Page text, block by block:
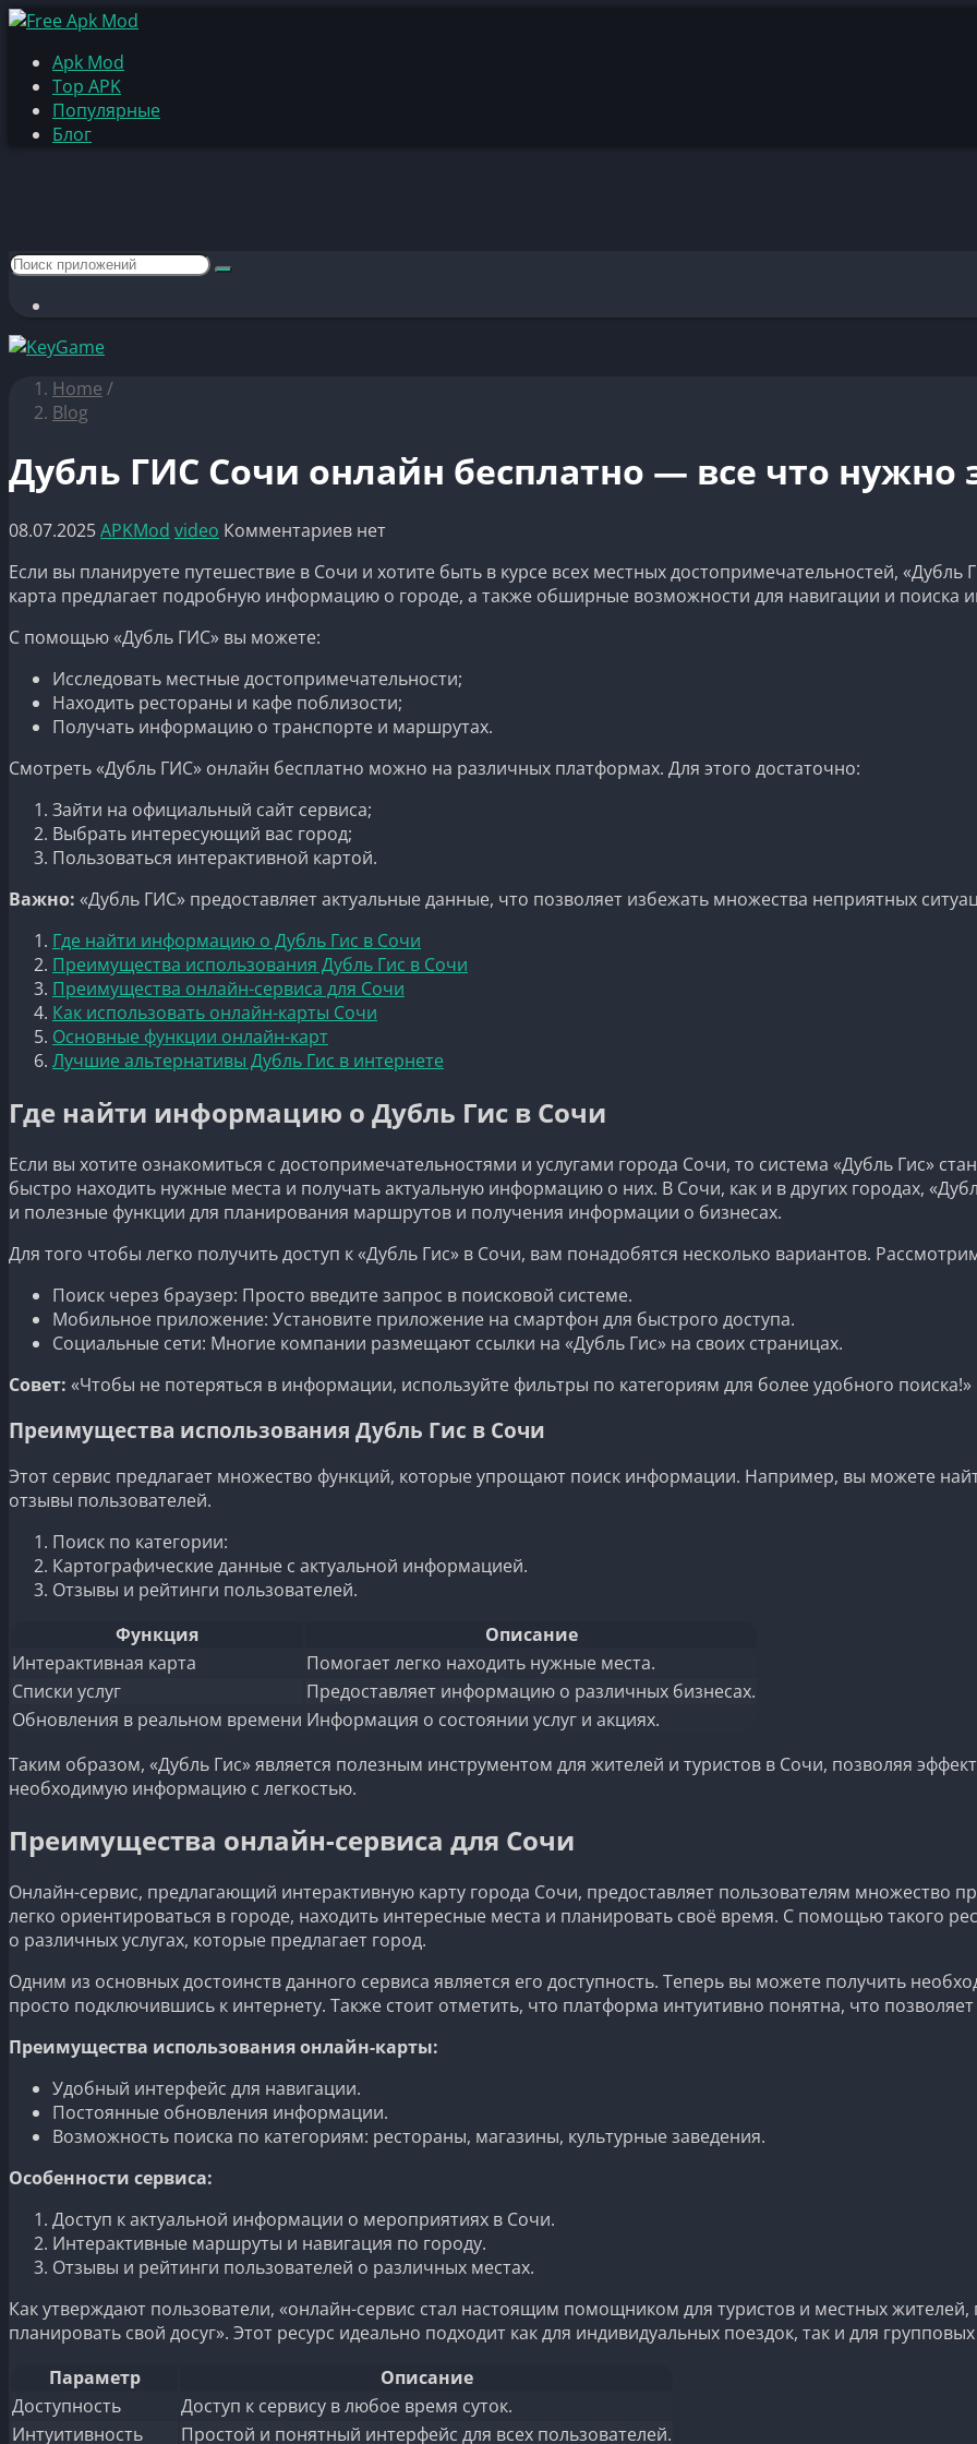
Apk Mod
Top APK
Популярные
Блог
Home /
Blog
Дубль ГИС Сочи онлайн бесплатно — все что нужно
08.07.2025APKMod video Комментариев нет
Если вы планируете путешествие в Сочи и хотите быть в курсе всех местных достопримечательностей,
карта предлагает подробную информацию о городе, а также обширные возможности для навигации и поиска
С помощью «Дубль ГИС» вы можете:
Исследовать местные достопримечательности;
Находить рестораны и кафе поблизости;
Получать информацию о транспорте и маршрутах.
Смотреть «Дубль ГИС» онлайн бесплатно можно на различных платформах. Для этого достаточно:
Зайти на официальный сайт сервиса;
Выбрать интересующий вас город;
Пользоваться интерактивной картой.
Важно: «Дубль ГИС» предоставляет актуальные данные, что позволяет избежать множества неприятных
Где найти информацию о Дубль Гис в Сочи
Преимущества использования Дубль Гис в Сочи
Преимущества онлайн-сервиса для Сочи
Как использовать онлайн-карты Сочи
Основные функции онлайн-карт
Лучшие альтернативы Дубль Гис в интернете
Где найти информацию о Дубль Гис в Сочи
Если вы хотите ознакомиться с достопримечательностями и услугами города Сочи, то система «Дубль Гис»
быстро находить нужные места и получать актуальную информацию о них. В Сочи, как и в других городах,
и полезные функции для планирования маршрутов и получения информации о бизнесах.
Для того чтобы легко получить доступ к «Дубль Гис» в Сочи, вам понадобятся несколько вариантов.
Поиск через браузер: Просто введите запрос в поисковой системе.
Мобильное приложение: Установите приложение на смартфон для быстрого доступа.
Социальные сети: Многие компании размещают ссылки на «Дубль Гис» на своих страницах.
Совет: «Чтобы не потеряться в информации, используйте фильтры по категориям для более удобного поиска!»
Преимущества использования Дубль Гис в Сочи
Этот сервис предлагает множество функций, которые упрощают поиск информации. Например, вы можете
отзывы пользователей.
Поиск по категории:
Картографические данные с актуальной информацией.
Отзывы и рейтинги пользователей.
Функция
Описание
Интерактивная карта
Помогает легко находить нужные места.
Списки услуг
Предоставляет информацию о различных бизнесах.
Обновления в реальном времени Информация о состоянии услуг и акциях.
Таким образом, «Дубль Гис» является полезным инструментом для жителей и туристов в Сочи, позволяя
необходимую информацию с легкостью.
Преимущества онлайн-сервиса для Сочи
Онлайн-сервис, предлагающий интерактивную карту города Сочи, предоставляет пользователям множество
легко ориентироваться в городе, находить интересные места и планировать своё время. С помощью такого
о различных услугах, которые предлагает город.
Одним из основных достоинств данного сервиса является его доступность. Теперь вы можете получить
просто подключившись к интернету. Также стоит отметить, что платформа интуитивно понятна, что
Преимущества использования онлайн-карты:
Удобный интерфейс для навигации.
Постоянные обновления информации.
Возможность поиска по категориям: рестораны, магазины, культурные заведения.
Особенности сервиса:
Доступ к актуальной информации о мероприятиях в Сочи.
Интерактивные маршруты и навигация по городу.
Отзывы и рейтинги пользователей о различных местах.
Как утверждают пользователи, «онлайн-сервис стал настоящим помощником для туристов и местных
планировать свой досуг». Этот ресурс идеально подходит как для индивидуальных поездок, так и для
Параметр
Описание
Доступность
Доступ к сервису в любое время суток.
Интуитивность
Простой и понятный интерфейс для всех пользователей.